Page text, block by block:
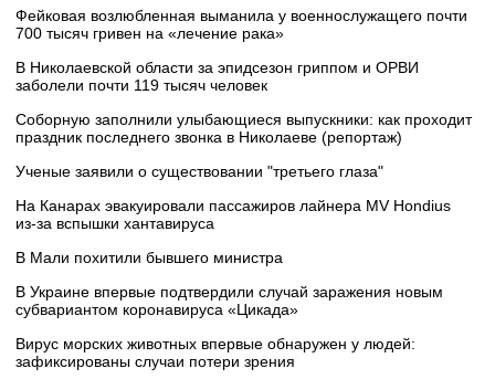
Фейковая возлюбленная выманила у военнослужащего почти
700 тысяч гривен на «лечение рака»
В Николаевской области за эпидсезон гриппом и ОРВИ
заболели почти 119 тысяч человек
Соборную заполнили улыбающиеся выпускники: как проходит
праздник последнего звонка в Николаеве (репортаж)
Ученые заявили о существовании "третьего глаза"
На Канарах эвакуировали пассажиров лайнера MV Hondius
из‑за вспышки хантавируса
В Мали похитили бывшего министра
В Украине впервые подтвердили случай заражения новым
субвариантом коронавируса «Цикада»
Вирус морских животных впервые обнаружен у людей:
зафиксированы случаи потери зрения